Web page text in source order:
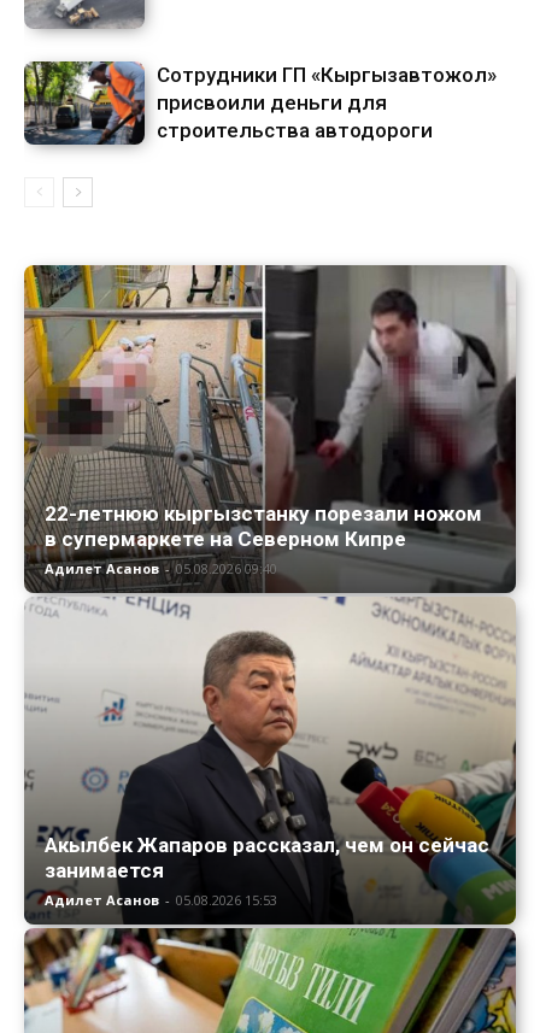
Сотрудники ГП «Кыргызавтожол»
присвоили деньги для
строительства автодороги
22-летнюю кыргызстанку порезали ножом
в супермаркете на Северном Кипре
Адилет Асанов - 05.08.2026 09:40
Акылбек Жапаров рассказал, чем он сейчас
занимается
Адилет Асанов - 05.08.2026 15:53